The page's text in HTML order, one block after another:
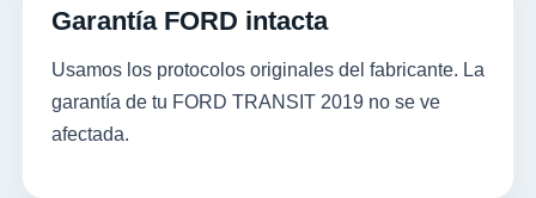
Garantía FORD intacta
Usamos los protocolos originales del fabricante. La
garantía de tu FORD TRANSIT 2019 no se ve
afectada.